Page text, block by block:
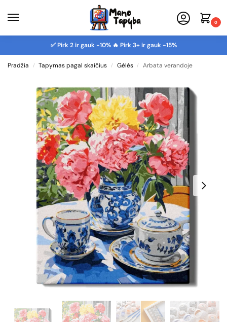
0
✅ Pirk 2 ir gauk -10% 🔥 Pirk 3+ ir gauk -15%
Pradžia / Tapymas pagal skaičius / Gėlės / Arbata verandoje